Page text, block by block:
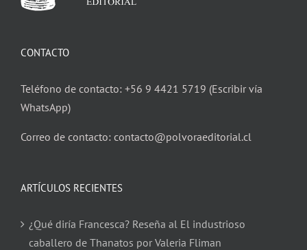
CONTACTO
Teléfono de contacto: +56 9 4421 5719 (Escribir vía
WhatsApp)
Correo de contacto: contacto@polvoraeditorial.cl
ARTÍCULOS RECIENTES
¿Qué diría Francesca? Reseña al El industrioso
caballero de Thanatos por Valeria Fliman